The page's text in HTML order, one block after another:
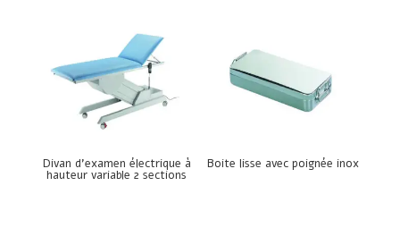
Divan d’examen électrique à
hauteur variable 2 sections
Boite lisse avec poignée inox